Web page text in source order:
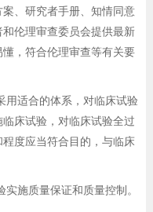
、研究者手册、知情同意
伦理审查委员会提供最新
，符合伦理审查等有关要
适合的体系，对临床试验
床试验，对临床试验全过
度应当符合目的，与临床
施质量保证和质量控制。